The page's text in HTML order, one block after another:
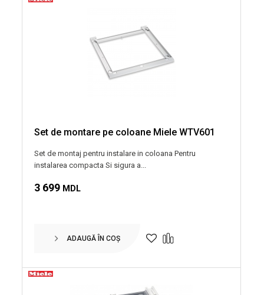
Set de montare pe coloane Miele WTV601
Set de montaj pentru instalare in coloana Pentru
instalarea compacta Si sigura a...
3 699 MDL
ADAUGĂ ÎN COȘ